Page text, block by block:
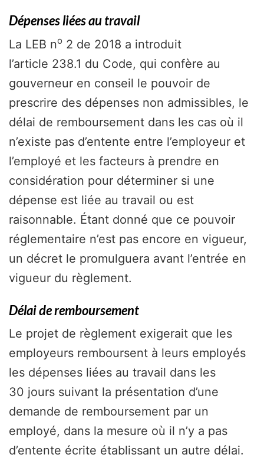
Dépenses liées au travail
La LEB no 2 de 2018 a introduit
l’article 238.1 du Code, qui confère au
gouverneur en conseil le pouvoir de
prescrire des dépenses non admissibles, le
délai de remboursement dans les cas où il
n’existe pas d’entente entre l’employeur et
l’employé et les facteurs à prendre en
considération pour déterminer si une
dépense est liée au travail ou est
raisonnable. Étant donné que ce pouvoir
réglementaire n’est pas encore en vigueur,
un décret le promulguera avant l’entrée en
vigueur du règlement.
Délai de remboursement
Le projet de règlement exigerait que les
employeurs remboursent à leurs employés
les dépenses liées au travail dans les
30 jours suivant la présentation d’une
demande de remboursement par un
employé, dans la mesure où il n’y a pas
d’entente écrite établissant un autre délai.